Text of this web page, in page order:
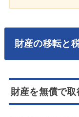
財産の移転と
財産を無償で